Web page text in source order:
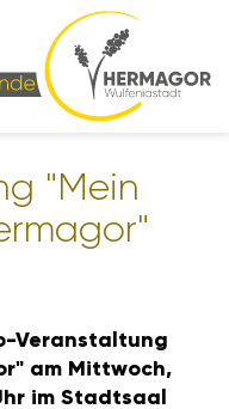
"Mein
Veran­stal­tung
am Mitt­woch,
im Stadt­saal